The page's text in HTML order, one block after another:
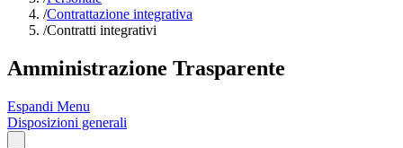
/Contrattazione integrativa
/Contratti integrativi
Amministrazione Trasparente
Espandi Menu
Disposizioni generali